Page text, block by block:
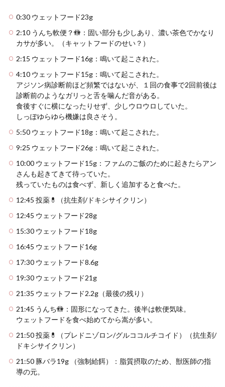
0:30 ウェットフード23g
2:10 うんち軟便？🚻：固い部分も少しあり、濃い茶色でかなり
カサが多い。（キャットフードのせい？）
2:15 ウェットフード16g：鳴いて起こされた。
4:10 ウェットフード15g：鳴いて起こされた。
アジソン病診断前ほど頻繁ではないが、１回の食事で2回前後は
診断前のようなガリっと舌を噛んだ音がある。
食後すぐに横になったりせず、少しウロウロしていた。
しっぽゆらゆら機嫌は良さそう。
5:50 ウェットフード18g：鳴いて起こされた。
9:25 ウェットフード26g：鳴いて起こされた。
10:00 ウェットフード15g：ファムのご飯のために起きたらアン
さんも起きてきて待っていた。
残っていたものは食べず、新しく追加すると食べた。
12:45 投薬💊（抗生剤/ドキシサイクリン）
12:45 ウェットフード28g
15:30 ウェットフード18g
16:45 ウェットフード16g
17:30 ウェットフード8.6g
19:30 ウェットフード21g
21:35 ウェットフード2.2g（最後の残り）
21:45 うんち🚻：固形になってきた。後半は軟便気味。
ウェットフードを食べ始めてから嵩が多い。
21:50 投薬💊（プレドニゾロン/グルココルチコイド）（抗生剤/
ドキシサイクリン）
21:50 豚バラ19g （強制給餌）：脂質摂取のため、獣医師の指
導の元。